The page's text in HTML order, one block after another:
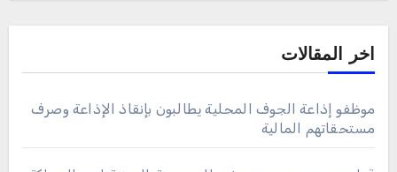
اخر المقالات
موظفو إذاعة الجوف المحلية يطالبون بإنقاذ الإذاعة وصرف
مستحقاتهم المالية